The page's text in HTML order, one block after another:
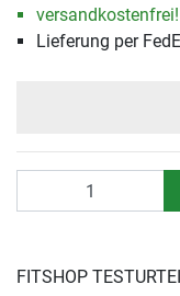
versandkostenfrei!
Lieferung per
FITSHOP